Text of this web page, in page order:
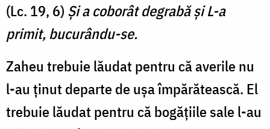
(Lc. 19, 6) Şi a coborât degrabă şi L-a
primit, bucurându-se.
Zaheu trebuie lăudat pentru că averile nu
l-au ținut departe de ușa împărătească. El
trebuie lăudat pentru că bogățiile sale l-au